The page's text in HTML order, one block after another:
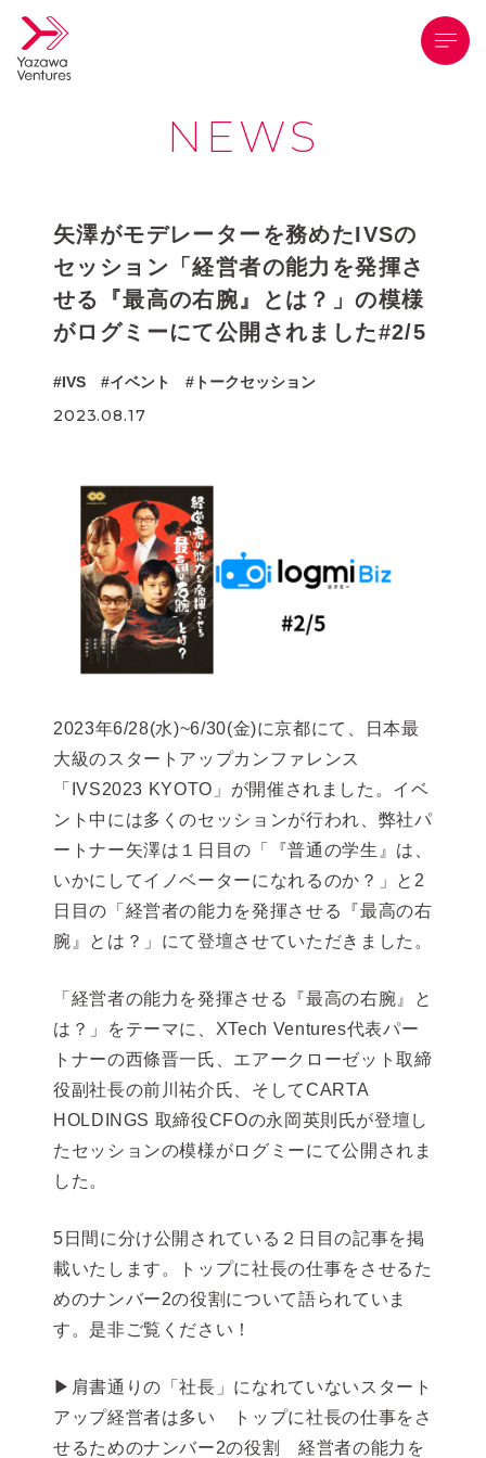
NEWS
矢澤がモデレーターを務めたIVSの
セッション「経営者の能力を発揮さ
せる『最高の右腕』とは？」の模様
がログミーにて公開されました#2/5
IVS イベント トークセッション
2023.08.17
2023年6/28(水)~6/30(金)に京都にて、日本最
大級のスタートアップカンファレンス
「IVS2023 KYOTO」が開催されました。イベ
ント中には多くのセッションが行われ、弊社パ
ートナー矢澤は１日目の「『普通の学生』は、
いかにしてイノベーターになれるのか？」と2
日目の「経営者の能力を発揮させる『最高の右
腕』とは？」にて登壇させていただきました。
「経営者の能力を発揮させる『最高の右腕』と
は？」をテーマに、XTech Ventures代表パー
トナーの西條晋一氏、エアークローゼット取締
役副社長の前川祐介氏、そしてCARTA
HOLDINGS 取締役CFOの永岡英則氏が登壇し
たセッションの模様がログミーにて公開されま
した。
5日間に分け公開されている２日目の記事を掲
載いたします。トップに社長の仕事をさせるた
めのナンバー2の役割について語られていま
す。是非ご覧ください！
▶肩書通りの「社長」になれていないスタート
アップ経営者は多い トップに社長の仕事をさ
せるためのナンバー2の役割 経営者の能力を
メニ